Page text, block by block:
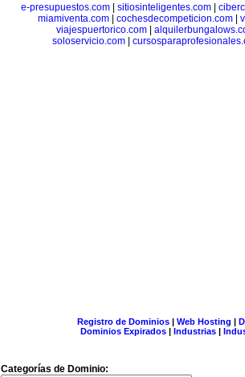
e-presupuestos.com
sitiosinteligentes.com
miamiventa.com
cochesdecompeticion.com
viajespuertorico.com|
soloservicio.com|
Registro de Dominios| Web Hosting |
Dominios Expirados | Industrias |
Categorías de Dominio: